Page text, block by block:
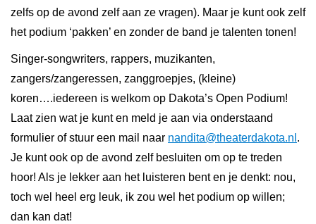
zelfs op de avond zelf aan ze vragen). Maar je kunt ook zelf
het podium ‘pakken’ en zonder de band je talenten tonen!
Singer-songwriters, rappers, muzikanten,
zangers/zangeressen, zanggroepjes, (kleine)
koren….iedereen is welkom op Dakota’s Open Podium!
Laat zien wat je kunt en meld je aan via onderstaand
formulier of stuur een mail naar nandita@theaterdakota.nl .
Je kunt ook op de avond zelf besluiten om op te treden
hoor! Als je lekker aan het luisteren bent en je denkt: nou,
toch wel heel erg leuk, ik zou wel het podium op willen;
dan kan dat!